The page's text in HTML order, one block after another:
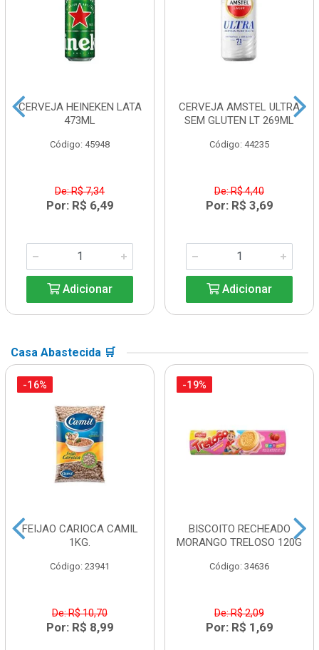
CERVEJA HEINEKEN LATA
473ML
Código: 45948
De: R$ 7,34
Por: R$ 6,49
Adicionar
CERVEJA AMSTEL ULTRA
SEM GLUTEN LT 269ML
Código: 44235
De: R$ 4,40
Por: R$ 3,69
Adicionar
Casa Abastecida 🛒
-16%
FEIJAO CARIOCA CAMIL
1KG.
Código: 23941
De: R$ 10,70
Por: R$ 8,99
-19%
BISCOITO RECHEADO
MORANGO TRELOSO 120G
Código: 34636
De: R$ 2,09
Por: R$ 1,69